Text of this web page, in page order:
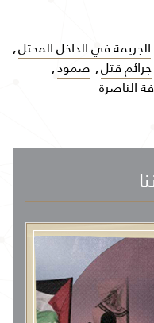
الجريمة في الداخل المحتل,
جرائم قتل, صمود,
الناصرة